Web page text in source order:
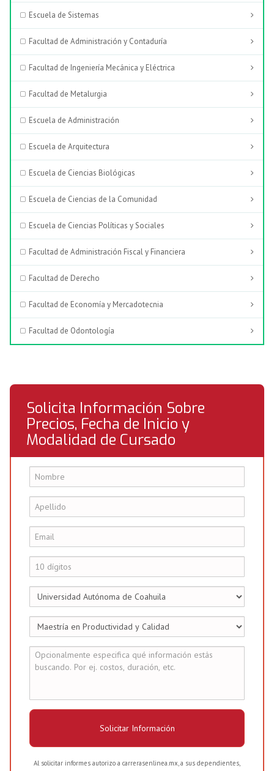
Escuela de Sistemas
Facultad de Administración y Contaduría
Facultad de Ingeniería Mecánica y Eléctrica
Facultad de Metalurgia
Escuela de Administración
Escuela de Arquitectura
Escuela de Ciencias Biológicas
Escuela de Ciencias de la Comunidad
Escuela de Ciencias Políticas y Sociales
Facultad de Administración Fiscal y Financiera
Facultad de Derecho
Facultad de Economía y Mercadotecnia
Facultad de Odontología
Solicita Información Sobre
Precios, Fecha de Inicio y
Modalidad de Cursado
Solicitar Información
Al solicitar informes autorizo a carrerasenlinea.mx, a sus dependientes,